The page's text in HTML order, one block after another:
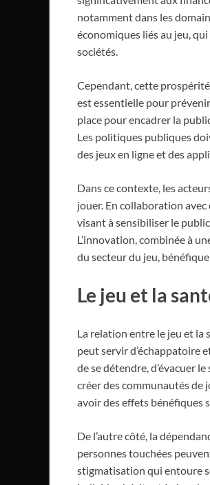
notamment dans les
économiques liés au jeu,
sociétés.
Cependant, cette prospérité
est essentielle pour
place pour encadrer la
Les politiques publiques
des jeux en ligne et des
Dans ce contexte, les
jouer. En collaboration
visant à sensibiliser le
L’innovation, combinée à
du secteur du jeu,
Le jeu et la
La relation entre le jeu et la
peut servir d’échappatoire
de se détendre, d’évacuer
créer des communautés de
avoir des effets bénéfiques
De l’autre côté, la
personnes touchées
stigmatisation qui entoure